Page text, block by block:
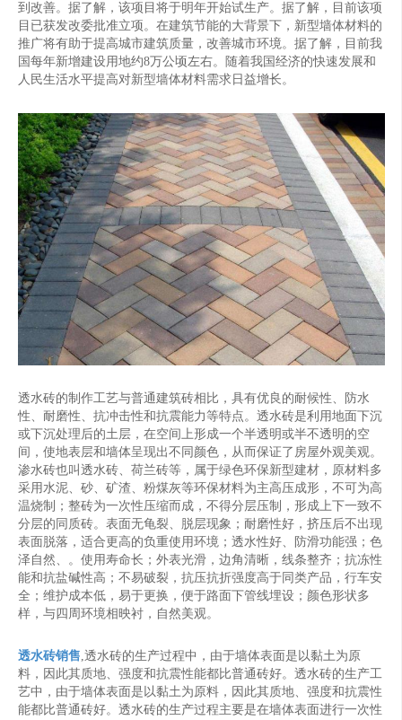
到改善。据了解，该项目将于明年开始试生产。据了解，目前该项
目已获发改委批准立项。在建筑节能的大背景下，新型墙体材料的
推广将有助于提高城市建筑质量，改善城市环境。据了解，目前我
国每年新增建设用地约8万公顷左右。随着我国经济的快速发展和
人民生活水平提高对新型墙体材料需求日益增长。
透水砖的制作工艺与普通建筑砖相比，具有优良的耐候性、防水
性、耐磨性、抗冲击性和抗震能力等特点。透水砖是利用地面下沉
或下沉处理后的土层，在空间上形成一个半透明或半不透明的空
间，使地表层和墙体呈现出不同颜色，从而保证了房屋外观美观。
渗水砖也叫透水砖、荷兰砖等，属于绿色环保新型建材，原材料多
采用水泥、砂、矿渣、粉煤灰等环保材料为主高压成形，不可为高
温烧制；整砖为一次性压缩而成，不得分层压制，形成上下一致不
分层的同质砖。表面无龟裂、脱层现象；耐磨性好，挤压后不出现
表面脱落，适合更高的负重使用环境；透水性好、防滑功能强；色
泽自然、。使用寿命长；外表光滑，边角清晰，线条整齐；抗冻性
能和抗盐碱性高；不易破裂，抗压抗折强度高于同类产品，行车安
全；维护成本低，易于更换，便于路面下管线埋设；颜色形状多
样，与四周环境相映衬，自然美观。
透水砖销售,透水砖的生产过程中，由于墙体表面是以黏土为原
料，因此其质地、强度和抗震性能都比普通砖好。透水砖的生产工
艺中，由于墙体表面是以黏土为原料，因此其质地、强度和抗震性
能都比普通砖好。透水砖的生产过程主要是在墙体表面进行一次性